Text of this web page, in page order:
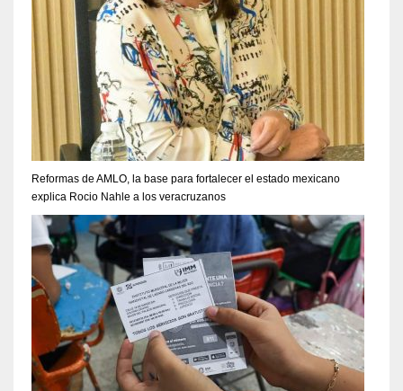
Reformas de AMLO, la base para fortalecer el estado mexicano
explica Rocio Nahle a los veracruzanos